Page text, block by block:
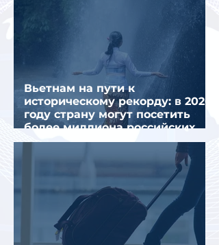
Вьетнам на пути к
историческому рекорду: в 2026
году страну могут посетить
более миллиона российских
туристов